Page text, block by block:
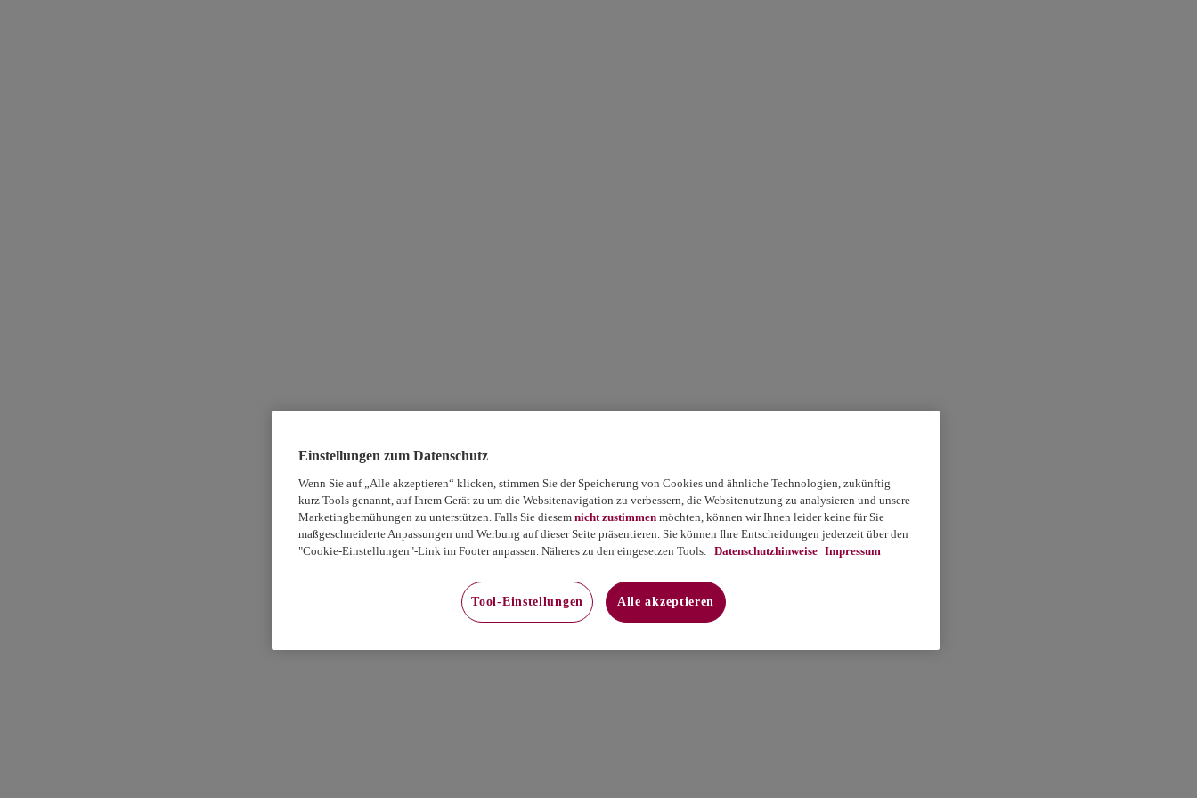
Einstellungen zum Datenschutz
Wenn Sie auf „Alle akzeptieren“ klicken, stimmen Sie der Speicherung von Cookies und ähnliche Technologien, zukünftig
kurz Tools genannt, auf Ihrem Gerät zu um die Websitenavigation zu verbessern, die Websitenutzung zu analysieren und unsere
Marketingbemühungen zu unterstützen. Falls Sie diesem nicht zustimmen möchten, können wir Ihnen leider keine für Sie
maßgeschneiderte Anpassungen und Werbung auf dieser Seite präsentieren. Sie können Ihre Entscheidungen jederzeit über den
"Cookie-Einstellungen"-Link im Footer anpassen. Näheres zu den eingesetzen Tools: Datenschutzhinweise Impressum
Tool-Einstellungen Alle akzeptieren